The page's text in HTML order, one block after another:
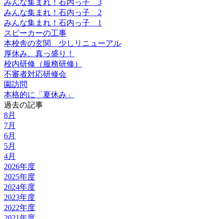
みんな集まれ！石内っ子 3
みんな集まれ！石内っ子 2
みんな集まれ！石内っ子 1
スピーカーの工事
本校舎の玄関 少しリニューアル
厚休み、真っ盛り！
校内研修（服務研修）
不審者対応研修会
園訪問
本格的に「夏休み」
過去の記事
8月
7月
6月
5月
4月
2026年度
2025年度
2024年度
2023年度
2022年度